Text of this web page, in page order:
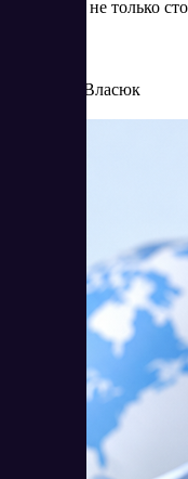
оценивать не только
Елена Власюк